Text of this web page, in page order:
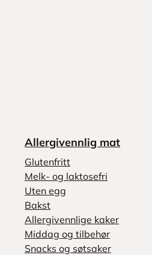
Allergivennlig mat
Glutenfritt
Melk- og laktosefri
Uten egg
Bakst
Allergivennlige kaker
Middag og tilbehør
Snacks og søtsaker